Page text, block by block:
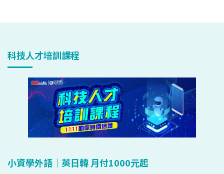
科技人才培訓課程
小資學外語｜英日韓 月付1000元起